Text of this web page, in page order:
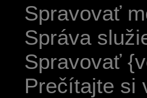
Spravovať
Správa
Spravovať
Prečítajte si